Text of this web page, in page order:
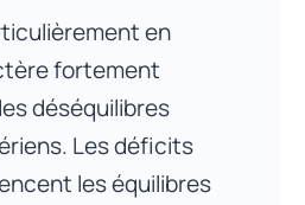
en
fortement
déséquilibres
Les déficits
les équilibres